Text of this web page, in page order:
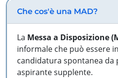
Che cos'è una MAD?
La Messa a Disposizione
informale che può essere
candidatura spontanea da
aspirante supplente.